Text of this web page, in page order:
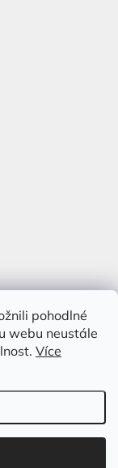
pohodlné
webu neustále
Více
vyhrazena.